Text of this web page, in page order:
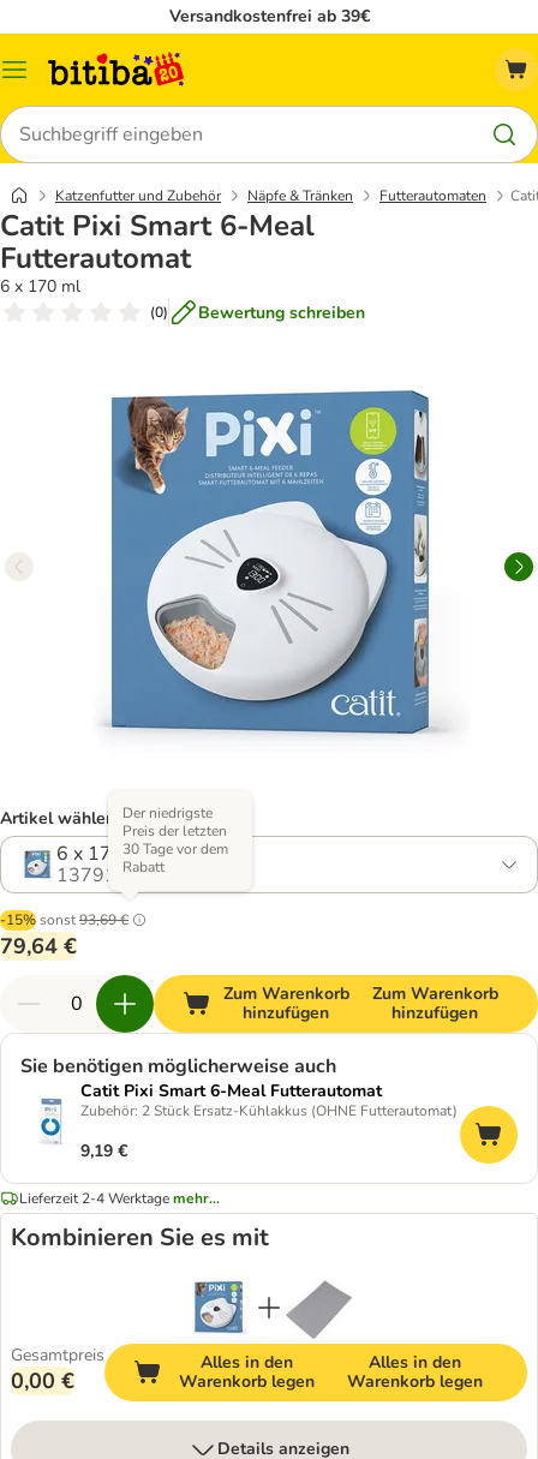
Versandkostenfrei ab 39€
Menü
Suchen
Katzenfutter und Zubehör Näpfe & Tränken Futterautomaten
Catit Pixi Smart 6-Meal
Futterautomat
6 x 170 ml
(0) Bewertung schreiben
Artikel wählen (2 Varianten)
6 x 170 ml
1379114.0
-15%sonst93,69 €
Der niedrigste
Preis der letzten
30 Tage vor dem
Rabatt
79,64 €
Zum Warenkorb
hinzufügen
Zum Warenkorb
hinzufügen
Sie benötigen möglicherweise auch
Catit Pixi Smart 6-Meal Futterautomat
Zubehör: 2 Stück Ersatz-Kühlakkus (OHNE Futterautomat)
9,19 €
Lieferzeit 2-4 Werktagemehr...
Kombinieren Sie es mit
Gesamtpreis
0,00 €
Alles in den
Warenkorb legen
Alles in den
Warenkorb legen
Details anzeigen